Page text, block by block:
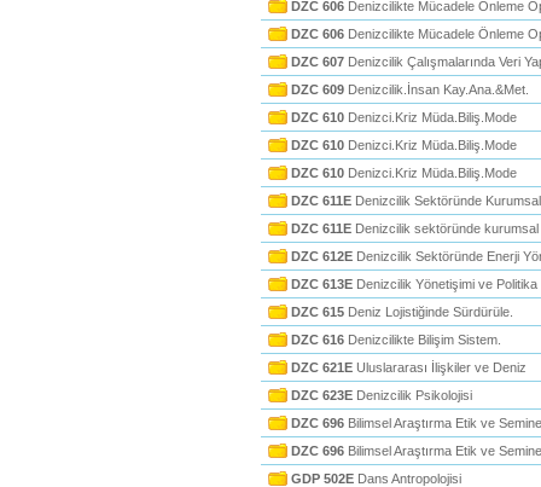
DZC 606 Denizcilikte Mücadele Önleme
DZC 606 Denizcilikte Mücadele Önleme
DZC 607 Denizcilik Çalışmalarında Veri
DZC 609 Denizcilik.İnsan Kay.Ana.&Met.
DZC 610 Denizci.Kriz Müda.Biliş.Mode
DZC 610 Denizci.Kriz Müda.Biliş.Mode
DZC 610 Denizci.Kriz Müda.Biliş.Mode
DZC 611E Denizcilik Sektöründe
DZC 611E Denizcilik sektöründe
DZC 612E Denizcilik Sektöründe Enerji
DZC 613E Denizcilik Yönetişimi ve
DZC 615 Deniz Lojistiğinde Sürdürüle.
DZC 616 Denizcilikte Bilişim Sistem.
DZC 621E Uluslararası İlişkiler ve Deniz
DZC 623E Denizcilik Psikolojisi
DZC 696 Bilimsel Araştırma Etik ve
DZC 696 Bilimsel Araştırma Etik ve
GDP 502E Dans Antropolojisi